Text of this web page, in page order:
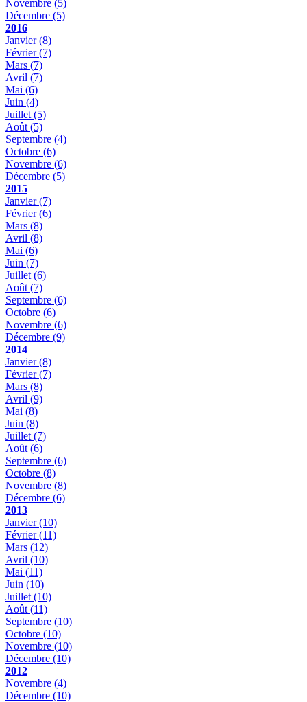
Novembre (5)
Décembre (5)
2016
Janvier(8)
Février(7)
Mars (7)
Avril (7)
Mai (6)
Juin (4)
Juillet (5)
Août (5)
Septembre (4)
Octobre (6)
Novembre (6)
Décembre (5)
2015
Janvier(7)
Février(6)
Mars (8)
Avril (8)
Mai (6)
Juin (7)
Juillet (6)
Août (7)
Septembre (6)
Octobre (6)
Novembre (6)
Décembre (9)
2014
Janvier(8)
Février(7)
Mars (8)
Avril (9)
Mai (8)
Juin (8)
Juillet (7)
Août (6)
Septembre (6)
Octobre (8)
Novembre (8)
Décembre (6)
2013
Janvier(10)
Février(11)
Mars (12)
Avril (10)
Mai (11)
Juin (10)
Juillet (10)
Août (11)
Septembre (10)
Octobre (10)
Novembre (10)
Décembre (10)
2012
Novembre (4)
Décembre (10)